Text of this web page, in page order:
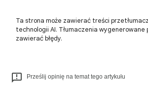
Ta strona może zawierać treści
technologii AI. Tłumaczenia wygenerowane
zawierać błędy.
Prześlij opinię na temat tego artykułu